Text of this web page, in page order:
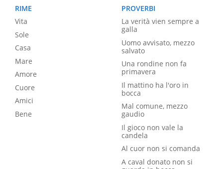
RIME
Vita
Sole
Casa
Mare
Amore
Cuore
Amici
Bene
PROVERBI
La verità vien sempre a
galla
Uomo avvisato, mezzo
salvato
Una rondine non fa
primavera
Il mattino ha l'oro in
bocca
Mal comune, mezzo
gaudio
Il gioco non vale la
candela
Al cuor non si comanda
A caval donato non si